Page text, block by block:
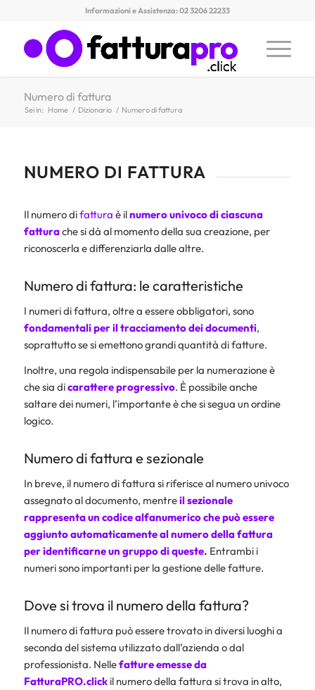
Informazioni e Assistenza: 02 3206 22233
Numero di fattura
Sei in: Home / Dizionario / Numero di fattura
NUMERO DI FATTURA
Il numero difattura è ilnumero univoco di ciascuna
fatturache si dà al momento della sua creazione, per
riconoscerla e differenziarla dalle altre.
Numero di fattura: le caratteristiche
I numeri di fattura, oltre a essere obbligatori, sono
fondamentali per il tracciamento dei documenti,
soprattutto se si emettono grandi quantità di fatture.
Inoltre, una regola indispensabile per la numerazione è
che sia dicarattere progressivo. È possibile anche
saltare dei numeri, l’importante è che si segua un ordine
logico.
Numero di fattura e sezionale
In breve, il numero di fattura si riferisce al numero univoco
assegnato al documento, mentreilsezionale
rappresenta un codice alfanumerico che può essere
aggiunto automaticamente al numero della fattura
per identificarne un gruppo di queste. Entrambi i
numeri sono importanti per la gestione delle fatture.
Dove si trova il numero della fattura?
Il numero di fattura può essere trovato in diversi luoghi a
seconda del sistema utilizzato dall’azienda o dal
professionista. Nellefatture emesse da
FatturaPRO.clickil numero della fattura si trova in alto,